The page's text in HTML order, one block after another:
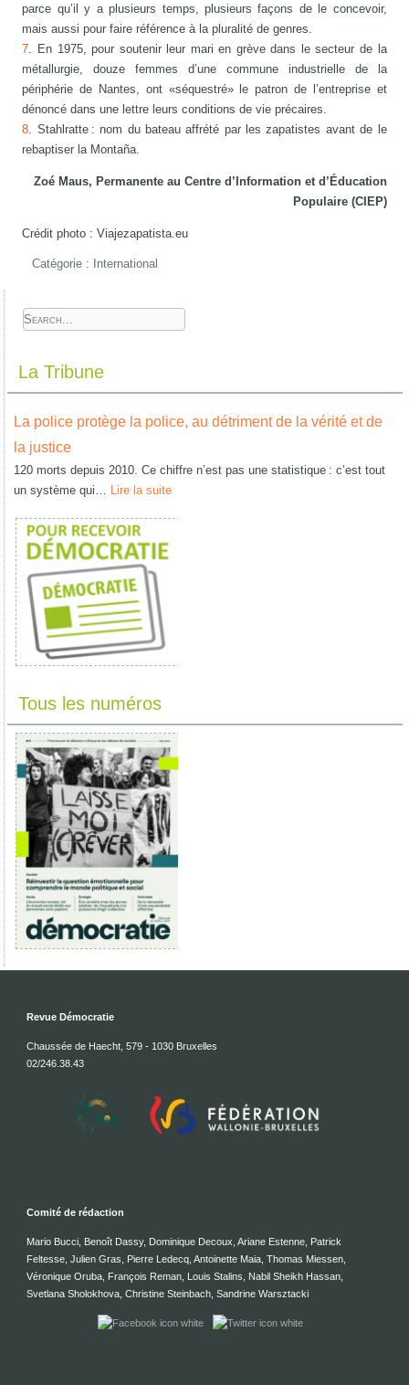
parce qu’il y a plusieurs temps, plusieurs façons de le concevoir,
mais aussi pour faire référence à la pluralité de genres.
7 . En 1975, pour soutenir leur mari en grève dans le secteur de la
métallurgie, douze femmes d’une commune industrielle de la
périphérie de Nantes, ont «séquestré» le patron de l’entreprise et
dénoncé dans une lettre leurs conditions de vie précaires.
8 . Stahlratte : nom du bateau affrété par les zapatistes avant de le
rebaptiser la Montaña.
Zoé Maus, Permanente au Centre d’Information et d’Éducation
Populaire (CIEP)
Crédit photo : Viajezapatista.eu
Catégorie : International
La Tribune
La police protège la police, au détriment de la vérité et de
la justice
120 morts depuis 2010. Ce chiffre n’est pas une statistique : c’est tout
un système qui…
Lire la suite
Tous les numéros
Revue Démocratie
Chaussée de Haecht, 579 - 1030 Bruxelles
02/246.38.43
Comité de rédaction
Mario Bucci, Benoît Dassy, Dominique Decoux, Ariane Estenne, Patrick
Feltesse, Julien Gras, Pierre Ledecq, Antoinette Maia, Thomas Miessen,
Véronique Oruba, François Reman, Louis Stalins, Nabil Sheikh Hassan,
Svetlana Sholokhova, Christine Steinbach, Sandrine Warsztacki